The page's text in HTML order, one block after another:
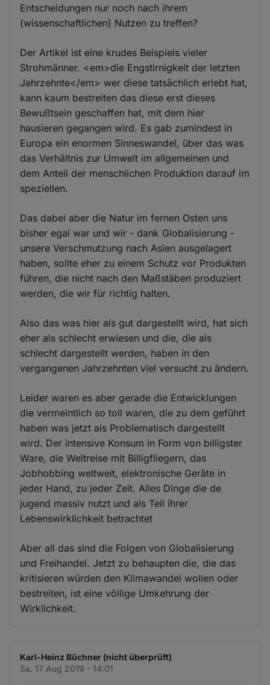
Entscheidungen nur noch nach ihrem
(wissenschaftlichen) Nutzen zu treffen?
Der Artikel ist eine krudes Beispiels vieler
Strohmänner. <em>die Engstirnigkeit der letzten
Jahrzehnte</em> wer diese tatsächlich erlebt hat,
kann kaum bestreiten das diese erst dieses
Bewußtsein geschaffen hat, mit dem hier
hausieren gegangen wird. Es gab zumindest in
Europa ein enormen Sinneswandel, über das was
das Verhältnis zur Umwelt im allgemeinen und
dem Anteil der menschlichen Produktion darauf im
speziellen.
Das dabei aber die Natur im fernen Osten uns
bisher egal war und wir - dank Globalisierung -
unsere Verschmutzung nach Asien ausgelagert
haben, sollte eher zu einem Schutz vor Produkten
führen, die nicht nach den Maßstäben produziert
werden, die wir für richtig halten.
Also das was hier als gut dargestellt wird, hat sich
eher als schlecht erwiesen und die, die als
schlecht dargestellt werden, haben in den
vergangenen Jahrzehnten viel versucht zu ändern.
Leider waren es aber gerade die Entwicklungen
die vermeintlich so toll waren, die zu dem geführt
haben was jetzt als Problematisch dargestellt
wird. Der intensive Konsum in Form von billigster
Ware, die Weltreise mit Billigfliegern, das
Jobhobbing weltweit, elektronische Geräte in
jeder Hand, zu jeder Zeit. Alles Dinge die de
jugend massiv nutzt und als Teil ihrer
Lebenswirklichkeit betrachtet
Aber all das sind die Folgen von Globalisierung
und Freihandel. Jetzt zu behaupten die, die das
kritisieren würden den Klimawandel wollen oder
bestreiten, ist eine völlige Umkehrung der
Wirklichkeit.
Karl-Heinz Büchner (nicht überprüft)
Sa. 17 Aug 2019 - 14:01